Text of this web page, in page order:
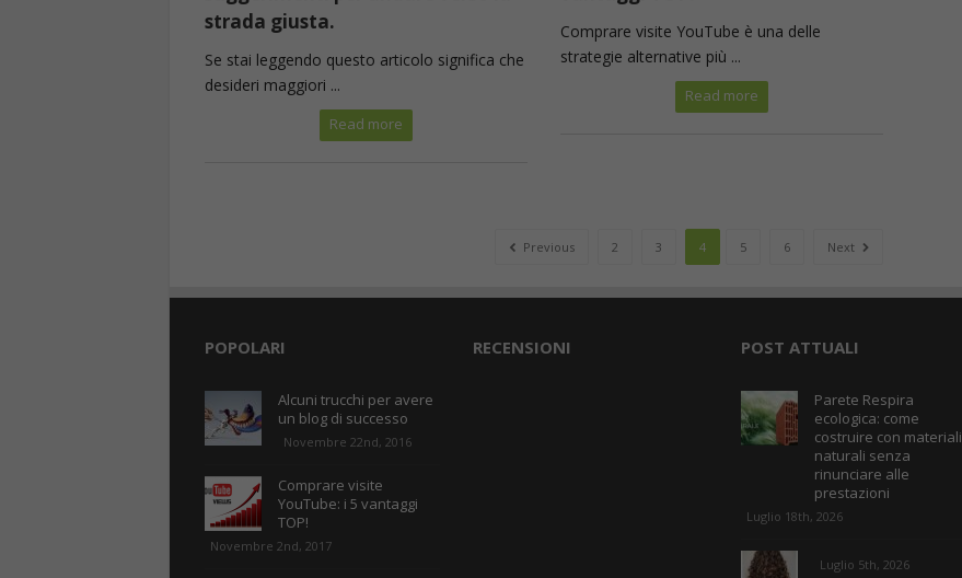
strada giusta.
Se stai leggendo questo articolo significa che
desideri maggiori ...
Read more
Comprare visite YouTube è una delle
strategie alternative più ...
Read more
Previous 2 3 4 5 6 Next
POPOLARI
Alcuni trucchi per avere
un blog di successo
Novembre 22nd, 2016
Comprare visite
YouTube: i 5 vantaggi
TOP!
Novembre 2nd, 2017
RECENSIONI POST ATTUALI
Parete Respira
ecologica: come
costruire con materiali
naturali senza
rinunciare alle
prestazioni
Luglio 18th, 2026
Luglio 5th, 2026